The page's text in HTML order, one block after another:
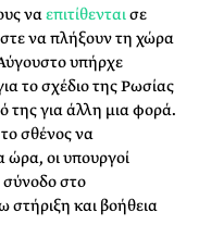
ναεπιτίθενταισε
να πλήξουν τη χώρα
υπήρχε
το σχέδιο της Ρωσίας
της για άλλη μια φορά.
σθένος να
ώρα, οι υπουργοί
στο
στήριξη και βοήθεια